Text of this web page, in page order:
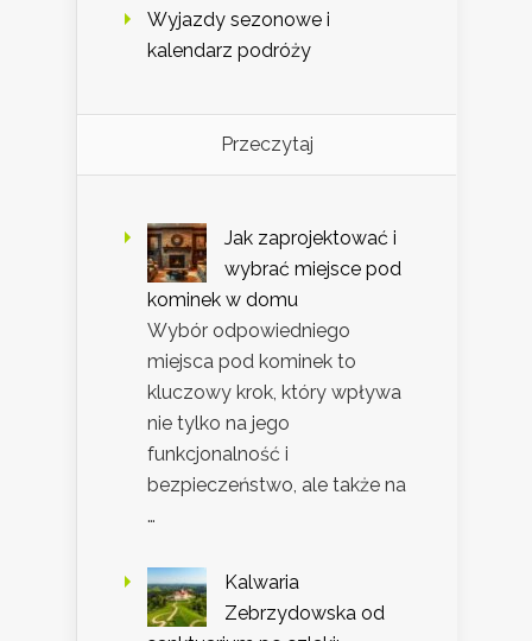
Wyjazdy sezonowe i
kalendarz podróży
Przeczytaj
Jak zaprojektować i
wybrać miejsce pod
kominek w domu
Wybór odpowiedniego
miejsca pod kominek to
kluczowy krok, który wpływa
nie tylko na jego
funkcjonalność i
bezpieczeństwo, ale także na
…
Kalwaria
Zebrzydowska od